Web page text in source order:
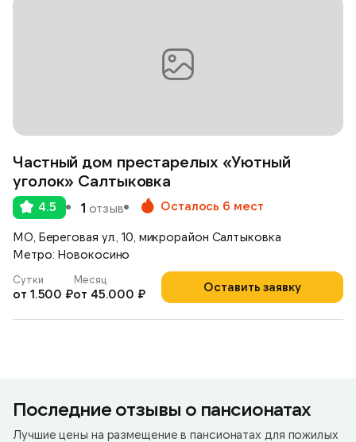
Частный дом престарелых «Уютный
уголок» Салтыковка
4.5 1 отзыв Осталось 6 мест
МО, Береговая ул., 10, микрорайон Салтыковка
Метро: Новокосино
Оставить заявку
Сутки
от 1.500 ₽
Месяц
от 45.000 ₽
Последние отзывы о пансионатах
Лучшие цены на размещение в пансионатах для пожилых